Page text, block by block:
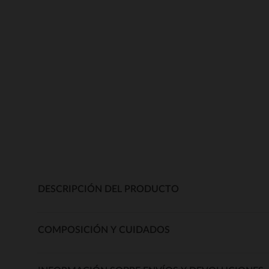
DESCRIPCIÓN DEL PRODUCTO
COMPOSICIÓN Y CUIDADOS